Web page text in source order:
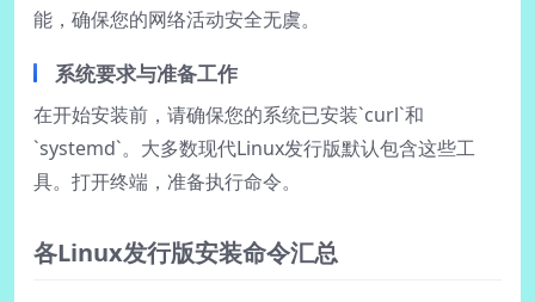
能，确保您的网络活动安全无虞。
系统要求与准备工作
在开始安装前，请确保您的系统已安装`curl`和
`systemd`。大多数现代Linux发行版默认包含这些工
具。打开终端，准备执行命令。
各Linux发行版安装命令汇总